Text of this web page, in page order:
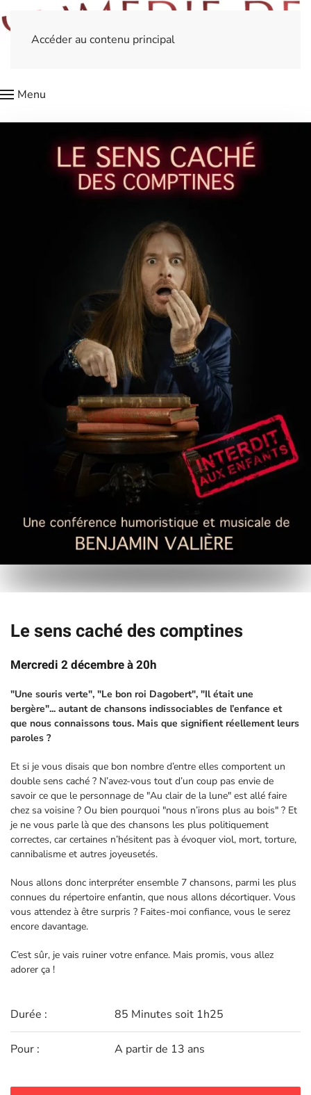
Accéder au contenu principal
Menu
Le sens caché des comptines
Mercredi 2 décembre à 20h
"Une souris verte", "Le bon roi Dagobert", "Il était une
bergère"... autant de chansons indissociables de l’enfance et
que nous connaissons tous. Mais que signifient réellement leurs
paroles ?
Et si je vous disais que bon nombre d’entre elles comportent un
double sens caché ? N’avez-vous tout d’un coup pas envie de
savoir ce que le personnage de "Au clair de la lune" est allé faire
chez sa voisine ? Ou bien pourquoi "nous n’irons plus au bois" ? Et
je ne vous parle là que des chansons les plus politiquement
correctes, car certaines n’hésitent pas à évoquer viol, mort, torture,
cannibalisme et autres joyeusetés.
Nous allons donc interpréter ensemble 7 chansons, parmi les plus
connues du répertoire enfantin, que nous allons décortiquer. Vous
vous attendez à être surpris ? Faites-moi confiance, vous le serez
encore davantage.
C’est sûr, je vais ruiner votre enfance. Mais promis, vous allez
adorer ça !
Durée : 85 Minutes soit 1h25
Pour : A partir de 13 ans